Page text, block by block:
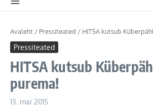
Avaleht / Pressiteated / HITSA kutsub
Pressiteated
HITSA kutsub
purema!
13. mai 2015